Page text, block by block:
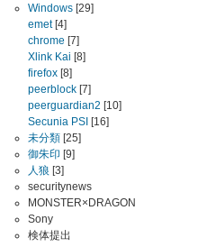
Windows [29]
emet[4]
chrome [7]
Xlink Kai [8]
firefox [8]
peerblock [7]
peerguardian2 [10]
Secunia PSI [16]
未分類 [25]
御朱印 [9]
人狼 [3]
securitynews
MONSTER×DRAGON
Sony
検体提出